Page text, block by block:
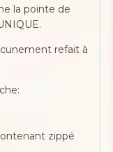
la pointe de
refait à
zippé